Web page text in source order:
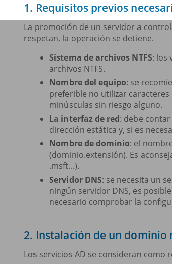
1. Requisitos previos
La promoción de un servidor a
respetan, la operación se detiene.
Sistema de archivos NTFS: los
archivos NTFS.
Nombre del equipo: se
preferible no utilizar caracteres
minúsculas sin riesgo alguno.
La interfaz de red: debe
dirección estática y, si es
Nombre de dominio: el
(dominio.extensión). Es
.msft...).
Servidor DNS: se necesita un
ningún servidor DNS, es
necesario comprobar la
2. Instalación de un dominio
Los servicios AD se consideran como